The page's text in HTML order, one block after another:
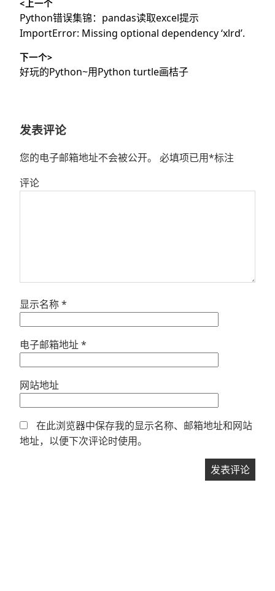
章
导
航
<上一个
上
篇
章：
Python错误集锦：pandas读取excel提示
ImportError: Missing optional dependency ‘xlrd’.
下一个>
下
好玩的Python~用Python turtle画桔子
发表评论
您的电子邮箱地址不会被公开。 必填项已用*标注
评论
显示名称*
电子邮箱地址*
网站地址
在此浏览器中保存我的显示名称、邮箱地址和网站
地址，以便下次评论时使用。